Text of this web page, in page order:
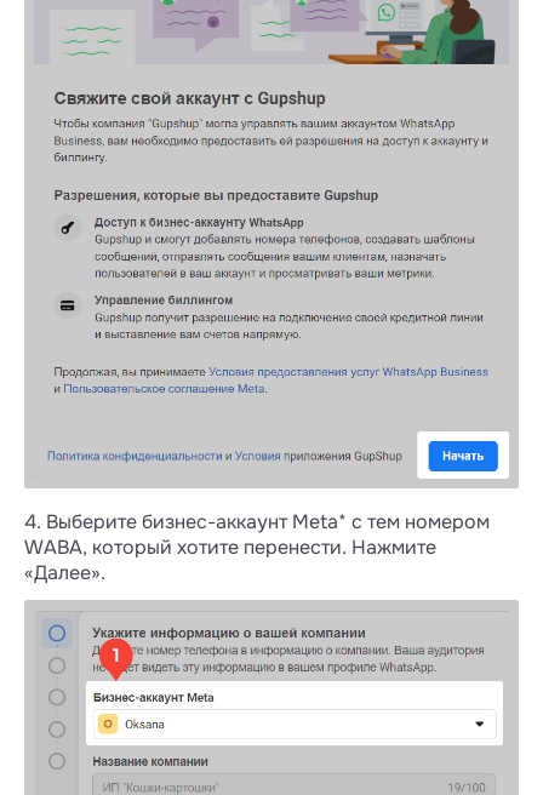
4. Выберите бизнес-аккаунт Meta* с тем номером
WABA, который хотите перенести. Нажмите
«Далее».